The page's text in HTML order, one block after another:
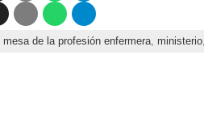
mesa de la profesión enfermera, ministerio,